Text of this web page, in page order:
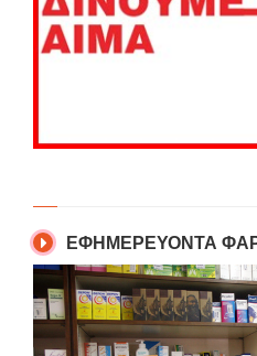
ΕΦΗΜΕΡΕΥΟΝΤΑ